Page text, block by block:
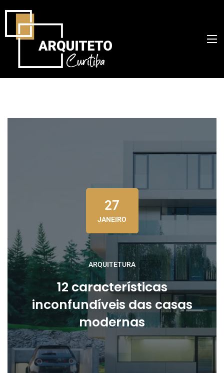
27
JANEIRO
ARQUITETURA
12 características
inconfundíveis das casas
modernas